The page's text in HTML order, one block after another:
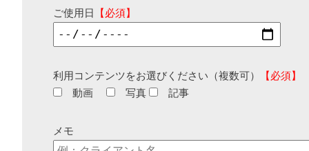
ご使用日 【必須】
利用コンテンツをお選びください（複数可）
【必須】
動画
写真 記事
メモ